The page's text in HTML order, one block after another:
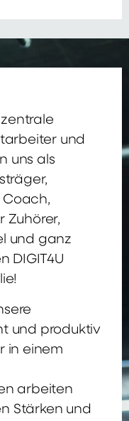
und
uns als
Coach,
Zuhörer,
und ganz
DIGIT4U
und produktiv
in einem
arbeiten
Stärken und